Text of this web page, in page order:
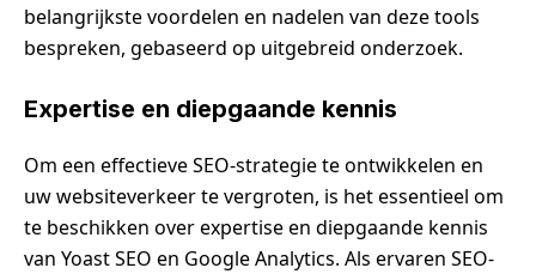
belangrijkste voordelen en nadelen van deze tools
bespreken, gebaseerd op uitgebreid onderzoek.
Expertise en diepgaande kennis
Om een effectieve SEO-strategie te ontwikkelen en
uw websiteverkeer te vergroten, is het essentieel om
te beschikken over expertise en diepgaande kennis
van Yoast SEO en Google Analytics. Als ervaren SEO-